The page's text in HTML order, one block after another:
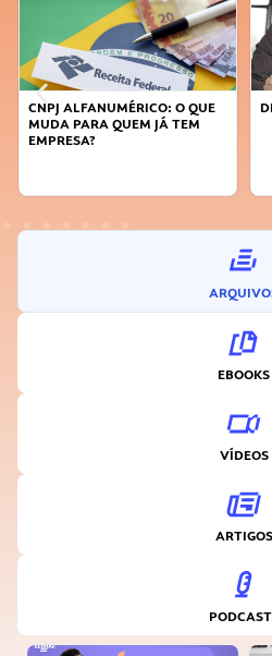
DICAS PARA OBTER CRÉDITO
EBOOKS
VÍDEOS
ARTIGOS